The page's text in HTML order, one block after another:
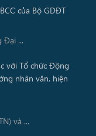
Đại ...
và ...